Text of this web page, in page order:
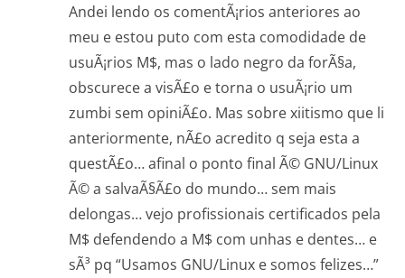
Andei lendo os comentÃ¡rios anteriores ao
meu e estou puto com esta comodidade de
usuÃ¡rios M$, mas o lado negro da forÃ§a,
obscurece a visÃ£o e torna o usuÃ¡rio um
zumbi sem opiniÃ£o. Mas sobre xiitismo que li
anteriormente, nÃ£o acredito q seja esta a
questÃ£o… afinal o ponto final Ã© GNU/Linux
Ã© a salvaÃ§Ã£o do mundo… sem mais
delongas… vejo profissionais certificados pela
M$ defendendo a M$ com unhas e dentes… e
sÃ³ pq “Usamos GNU/Linux e somos felizes…”